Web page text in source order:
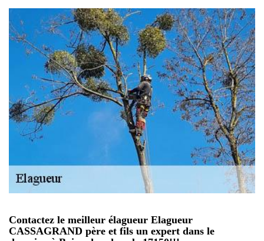
Contactez le meilleur élagueur Elagueur
CASSAGRAND père et fils un expert dans le